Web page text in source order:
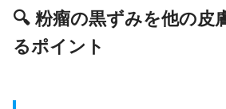
🔍 粉瘤の黒ずみを他の皮
るポイント